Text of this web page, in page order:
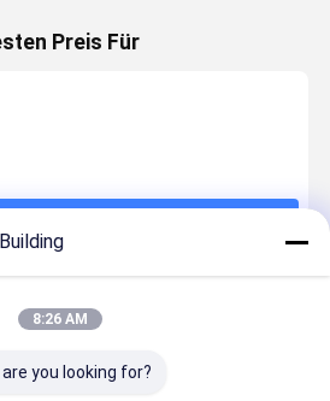
Preis Für
8:26 AM
you looking for?